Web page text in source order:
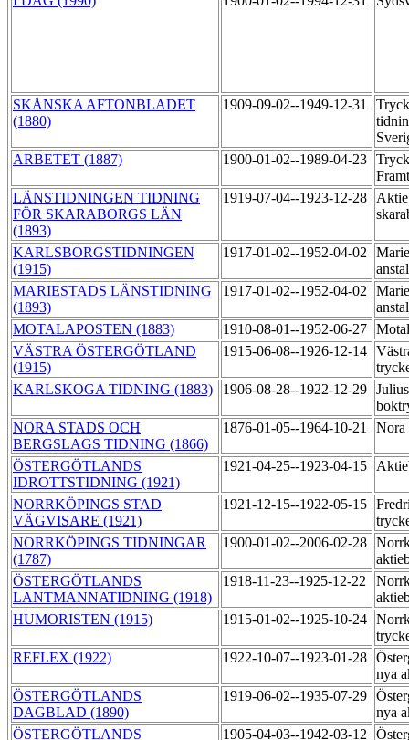
SKÅNSKA AFTONBLADET
(1880)
1909-09-02--1949-12-31
ARBETET (1887)
1900-01-02--1989-04-23
LÄNSTIDNINGEN TIDNING
FÖR SKARABORGS LÄN
(1893)
1919-07-04--1923-12-28
KARLSBORGSTIDNINGEN
(1915)
1917-01-02--1952-04-02
MARIESTADS LÄNSTIDNING
(1893)
1917-01-02--1952-04-02
MOTALAPOSTEN (1883)
1910-08-01--1952-06-27
VÄSTRA ÖSTERGÖTLAND
(1915)
1915-06-08--1926-12-14
KARLSKOGA TIDNING (1883)
1906-08-28--1922-12-29
NORA STADS OCH
BERGSLAGS TIDNING (1866)
1876-01-05--1964-10-21
ÖSTERGÖTLANDS
IDROTTSTIDNING (1921)
1921-04-25--1923-04-15
NORRKÖPINGS STAD
VÄGVISARE (1921)
1921-12-15--1922-05-15
NORRKÖPINGS TIDNINGAR
(1787)
1900-01-02--2006-02-28
ÖSTERGÖTLANDS
LANTMANNATIDNING (1918)
1918-11-23--1925-12-22
HUMORISTEN (1915)
1915-01-02--1925-10-24
REFLEX (1922)
1922-10-07--1923-01-28
nya
ÖSTERGÖTLANDS
DAGBLAD (1890)
1919-06-02--1935-07-29
nya
ÖSTERGÖTLANDS
1905-04-03--1942-03-12